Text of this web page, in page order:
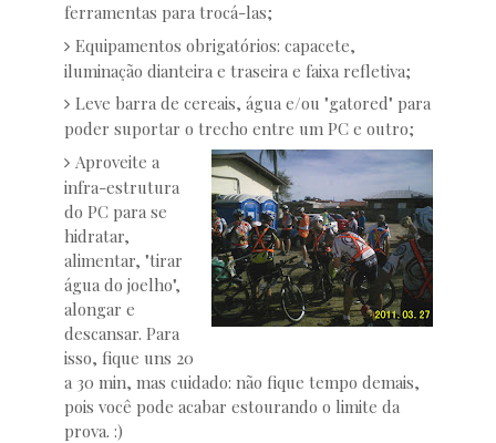
ferramentas para trocá-las;
Equipamentos obrigatórios: capacete,
iluminação dianteira e traseira e faixa refletiva;
Leve barra de cereais, água e/ou "gatored" para
poder suportar o trecho entre um PC e outro;
Aproveite a
infra-estrutura
do PC para se
hidratar,
alimentar, "tirar
água do joelho",
alongar e
descansar. Para
isso, fique uns 20
a 30 min, mas cuidado: não fique tempo demais,
pois você pode acabar estourando o limite da
prova. :)